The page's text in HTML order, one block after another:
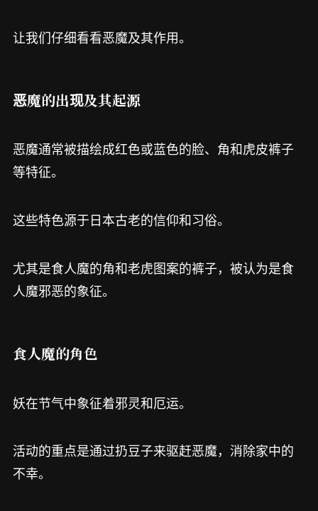
让我们仔细看看恶魔及其作用。
恶魔的出现及其起源
恶魔通常被描绘成红色或蓝色的脸、角和虎皮裤子
等特征。
这些特色源于日本古老的信仰和习俗。
尤其是食人魔的角和老虎图案的裤子，被认为是食
人魔邪恶的象征。
食人魔的角色
妖在节气中象征着邪灵和厄运。
活动的重点是通过扔豆子来驱赶恶魔，消除家中的
不幸。